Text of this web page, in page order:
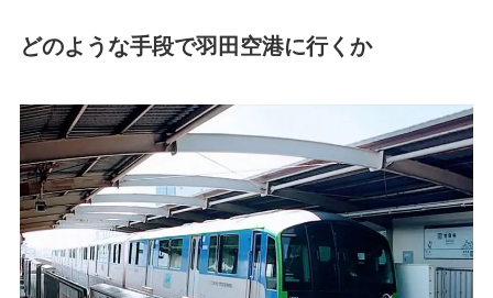
どのような手段で羽田空港に行くか